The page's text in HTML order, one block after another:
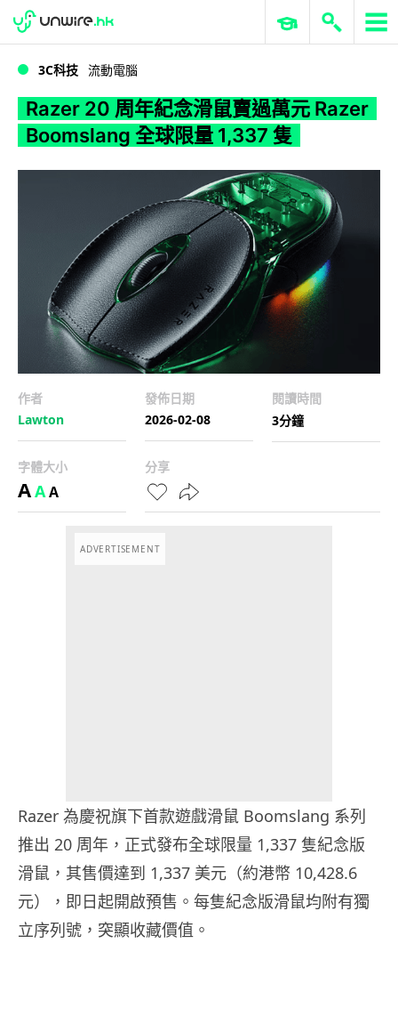
WWDC 2026 ERP 與商業 AI
3C科技 流動電腦
Razer 20 周年紀念滑鼠賣過萬元 Razer
Boomslang 全球限量 1,337 隻
作者
Lawton
發佈日期
2026-02-08
閱讀時間
3分鐘
字體大小
AAA
分享
ADVERTISEMENT
Razer 為慶祝旗下首款遊戲滑鼠 Boomslang 系列
推出 20 周年，正式發布全球限量 1,337 隻紀念版
滑鼠，其售價達到 1,337 美元（約港幣 10,428.6
元），即日起開啟預售。每隻紀念版滑鼠均附有獨
立序列號，突顯收藏價值。